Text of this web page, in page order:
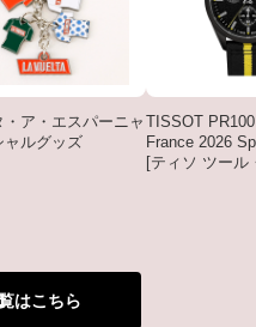
・ア・エスパーニャ
ャルグッズ
TISSOT
France 2026
[ティソ ツール
はこちら